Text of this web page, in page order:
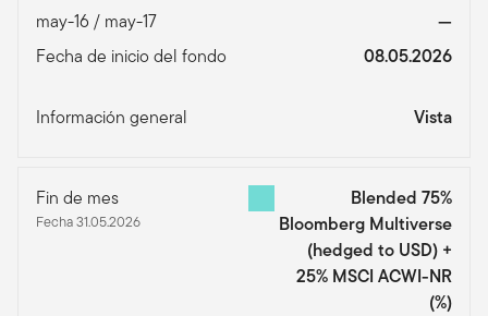
may-16 / may-17
—
Fecha de inicio del fondo
08.05.2026
Información general Vista
Fin de mes
Fecha 31.05.2026
Blended 75%
Bloomberg Multiverse
(hedged to USD) +
25% MSCI ACWI-NR
(%)